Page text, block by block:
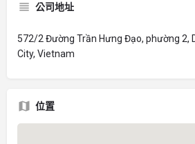
公司地址
572/2 Đường Trần Hưng Đạo, phường 2,
City, Vietnam
位置